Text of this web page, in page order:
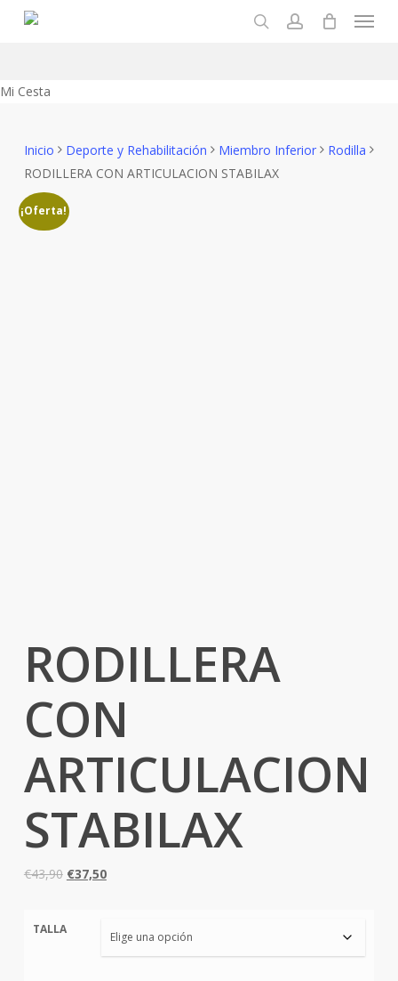
Menu
Mi Cesta
Inicio Deporte y Rehabilitación Miembro Inferior
Rodilla
RODILLERA CON ARTICULACION STABILAX
¡Oferta!
RODILLERA
CON
ARTICULACION
STABILAX
€43,90 El
€37,50El
es:
TALLA